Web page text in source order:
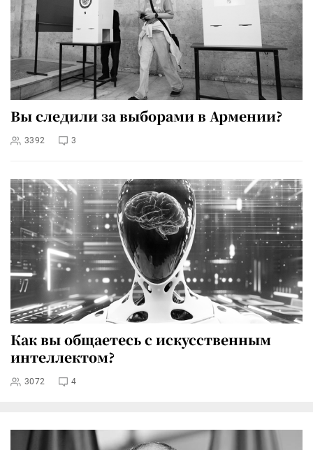
Вы следили за выборами в Армении?
3392 3
Как вы общаетесь с искусственным
интеллектом?
3072 4